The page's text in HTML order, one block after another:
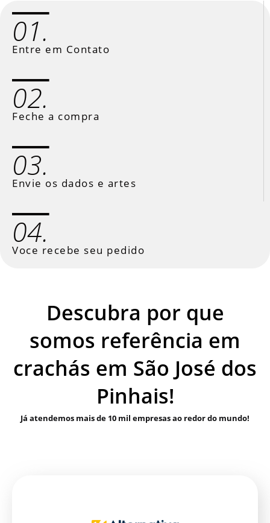
01.
Entre em Contato
02.
Feche a compra
03.
Envie os dados e artes
04.
Voce recebe seu pedido
Descubra por que
somos referência em
crachás em São José dos
Pinhais!
Já atendemos mais de 10 mil empresas ao redor do mundo!